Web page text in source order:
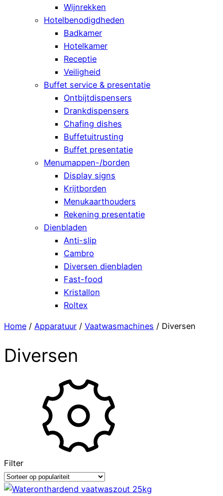
Wijnrekken
Hotelbenodigdheden
Badkamer
Hotelkamer
Receptie
Veiligheid
Buffet service & presentatie
Ontbijtdispensers
Drankdispensers
Chafing dishes
Buffetuitrusting
Buffet presentatie
Menumappen-/borden
Display signs
Krijtborden
Menukaarthouders
Rekening presentatie
Dienbladen
Anti-slip
Cambro
Diversen dienbladen
Fast-food
Kristallon
Roltex
Home / Apparatuur / Vaatwasmachines / Diversen
Diversen
Filter